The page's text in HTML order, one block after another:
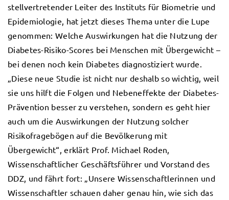
stellvertretender Leiter des Instituts für Biometrie und
Epidemiologie, hat jetzt dieses Thema unter die Lupe
genommen: Welche Auswirkungen hat die Nutzung der
Diabetes-Risiko-Scores bei Menschen mit Übergewicht –
bei denen noch kein Diabetes diagnostiziert wurde.
„Diese neue Studie ist nicht nur deshalb so wichtig, weil
sie uns hilft die Folgen und Nebeneffekte der Diabetes-
Prävention besser zu verstehen, sondern es geht hier
auch um die Auswirkungen der Nutzung solcher
Risikofragebögen auf die Bevölkerung mit
Übergewicht“, erklärt Prof. Michael Roden,
Wissenschaftlicher Geschäftsführer und Vorstand des
DDZ, und fährt fort: „Unsere Wissenschaftlerinnen und
Wissenschaftler schauen daher genau hin, wie sich das